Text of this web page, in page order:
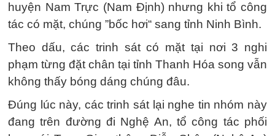
huyện Nam Trực (Nam Định) nhưng khi tổ công
tác có mặt, chúng ”bốc hơi“ sang tỉnh Ninh Bình.
Theo dấu, các trinh sát có mặt tại nơi 3 nghi
phạm từng đặt chân tại tỉnh Thanh Hóa song vẫn
không thấy bóng dáng chúng đâu.
Đúng lúc này, các trinh sát lại nghe tin nhóm này
đang trên đường đi Nghệ An, tổ công tác phối